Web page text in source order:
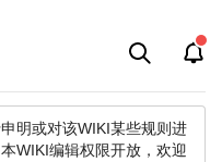
明或对该WIKI某些规则进
本WIKI编辑权限开放，欢迎